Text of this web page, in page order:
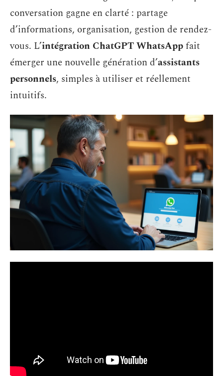
conversation gagne en clarté : partage
d’informations, organisation, gestion de rendez-
vous. L’intégration ChatGPT WhatsAppfait
émerger une nouvelle génération d’assistants
personnels, simples à utiliser et réellement
intuitifs.